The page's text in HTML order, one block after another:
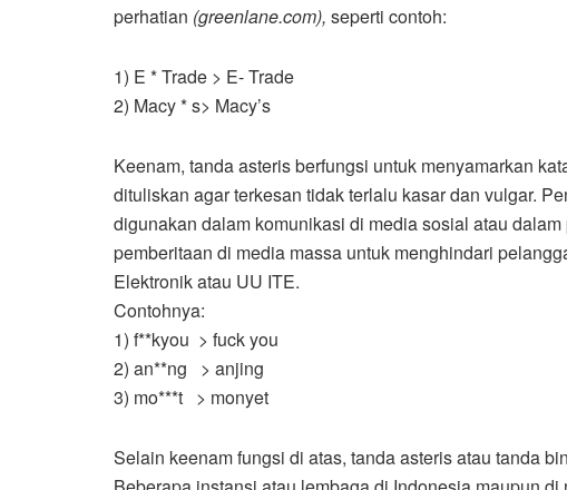
perhatian (greenlane.com), seperti contoh:
1) E * Trade > E- Trade
2) Macy * s> Macy’s
Keenam, tanda asteris berfungsi untuk menyamarkan
dituliskan agar terkesan tidak terlalu kasar dan vulgar.
digunakan dalam komunikasi di media sosial atau
pemberitaan di media massa untuk menghindari
Elektronik atau UU ITE.
Contohnya:
1) f**kyou > fuck you
2) an**ng > anjing
3) mo***t > monyet
Selain keenam fungsi di atas, tanda asteris atau tanda